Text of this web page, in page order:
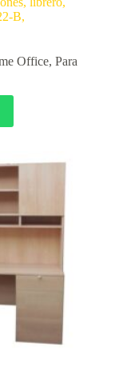
B,
Office, Para